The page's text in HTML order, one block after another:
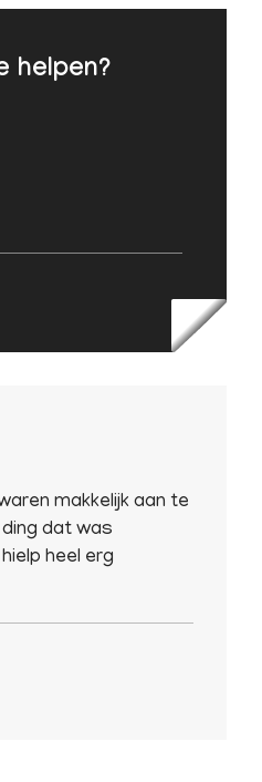
helpen?
makkelijk aan te
dat was
heel erg